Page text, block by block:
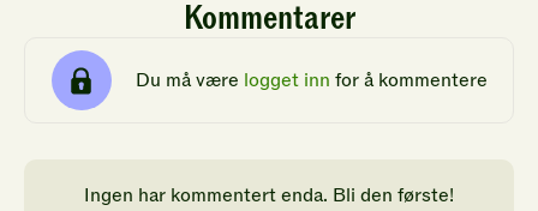
Kommentarer
Du må være logget inn for å kommentere
Ingen har kommentert enda. Bli den første!